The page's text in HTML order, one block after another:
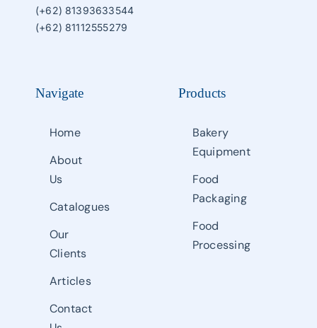
Navigate
Home
About
Us
Catalogues
Our
Clients
Articles
Contact
Products
Bakery
Equipment
Food
Packaging
Food
Processing
(+62) 81393633544
(+62) 81112555279